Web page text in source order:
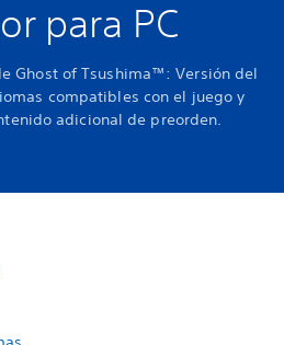
para PC
Ghost of Tsushima™: Versión del
compatibles con el juego y
adicional de preorden.